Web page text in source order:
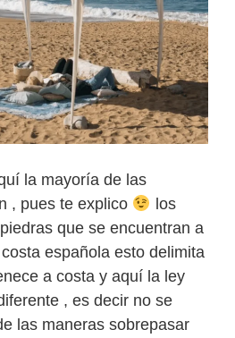
la mayoría de las
, pues te explico
los
que se encuentran a
española esto delimita
a costa y aquí la ley
, es decir no se
las maneras sobrepasar